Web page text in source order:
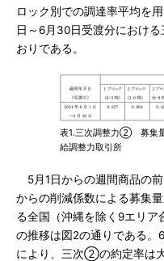
ロック別での調達率平均を
日～6月30日受渡分におけ
おりである。
表1.三次調整力② 募集
給調整力取引所
5月1日からの週間商品の
からの削減係数による募集
る全国（沖縄を除く9エリ
の推移は図2の通りである。
により、三次②の約定率は